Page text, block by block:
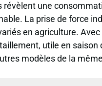
révèlent une
La prise de force
en agriculture.
utile en
modèles de la